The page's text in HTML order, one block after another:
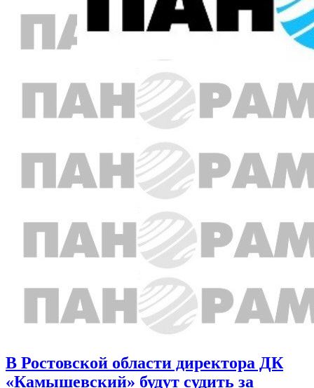
В Ростовской области директора ДК
«Камышевский» будут судить за